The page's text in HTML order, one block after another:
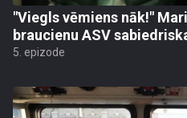
"Viegls vēmiens nāk!"
braucienu ASV
5. epizode